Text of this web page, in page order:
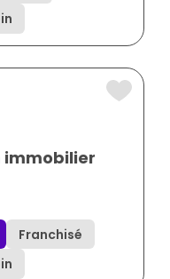
immobilier
Franchisé